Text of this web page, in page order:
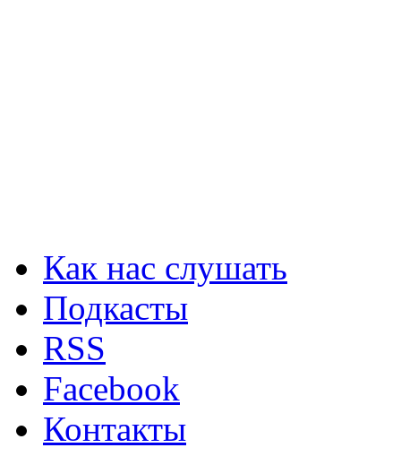
Как нас слушать
Подкасты
RSS
Facebook
Контакты